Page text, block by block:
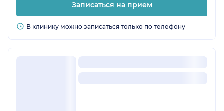
Записаться на прием
В клинику можно записаться только по телефону